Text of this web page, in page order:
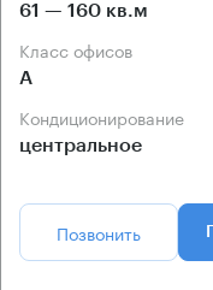
61 — 160 кв.м
Класс офисов
А
Кондиционирование
центральное
Позвонить